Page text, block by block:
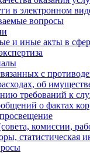
в электронном
вопросы
и иные акты в
с
об
требований к
о фактах
комиссии,
статистическая